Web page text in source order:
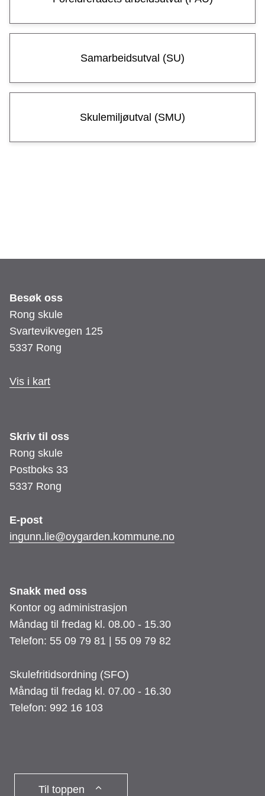
Samarbeidsutval (SU)
Skulemiljøutval (SMU)
Besøk oss
Rong skule
Svartevikvegen 125
5337 Rong
Vis i kart
Skriv til oss
Rong skule
Postboks 33
5337 Rong
E-post
​​​​​​​ingunn.lie@oygarden.kommune.no
Snakk med oss
Kontor og administrasjon
Måndag til fredag kl. 08.00 - 15.30
Telefon: 55 09 79 81 | 55 09 79 82
Skulefritidsordning (SFO)
Måndag til fredag kl. 07.00 - 16.30
Telefon: 992 16 103
Til toppen